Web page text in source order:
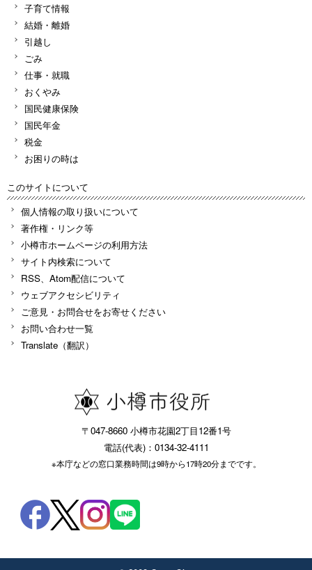
子育て情報
結婚・離婚
引越し
ごみ
仕事・就職
おくやみ
国民健康保険
国民年金
税金
お困りの時は
このサイトについて
個人情報の取り扱いについて
著作権・リンク等
小樽市ホームページの利用方法
サイト内検索について
RSS、Atom配信について
ウェブアクセシビリティ
ご意見・お問合せをお寄せください
お問い合わせ一覧
Translate（翻訳）
〒047-8660 小樽市花園2丁目12番1号
電話(代表)：0134-32-4111
※本庁などの窓口業務時間は9時から17時20分までです。